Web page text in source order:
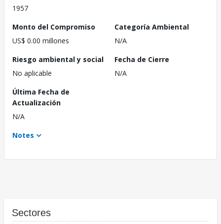
1957
Monto del Compromiso
US$ 0.00 millones
Categoría Ambiental
N/A
Riesgo ambiental y social
No aplicable
Fecha de Cierre
N/A
Última Fecha de
Actualización
N/A
Notes
Sectores